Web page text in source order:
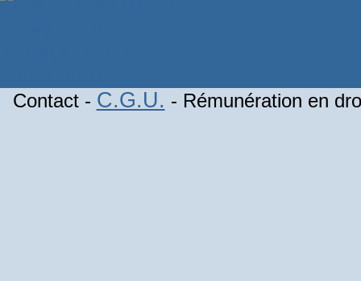
Contact - C.G.U. - Rémunération en